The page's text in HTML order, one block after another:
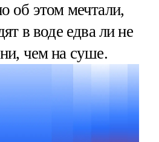
об этом мечтали,
в воде едва ли не
чем на суше.